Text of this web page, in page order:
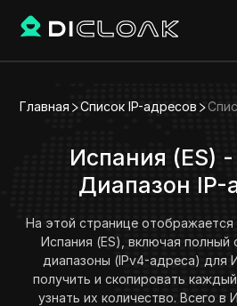
Главная Список IP-адресов
Испания (ES)
Диапазон IP-
На этой странице
Испания (ES), включая полный
диапазоны (IPv4-адреса) для
получить и скопировать
узнать их количество. Всего в